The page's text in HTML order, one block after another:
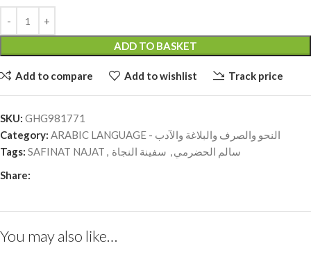
ADD TO BASKET
Add to compare Add to wishlist Track price
SKU: GHG981771
Category:
ARABIC LANGUAGE - النحو والصرف والبلاغة والآدب
Tags: SAFINAT NAJAT , سالم الحضرمي, سفينة النجاة
Share:
You may also like…